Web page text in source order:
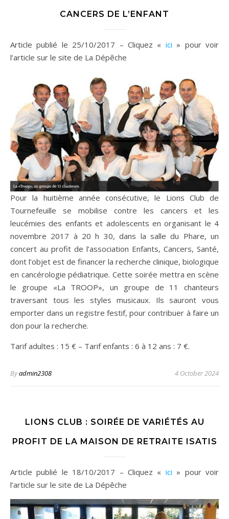
CANCERS DE L’ENFANT
Article publié le 25/10/2017 – Cliquez « ici » pour voir
l’article sur le site de La Dépêche
Pour la huitième année consécutive, le Lions Club de
Tournefeuille se mobilise contre les cancers et les
leucémies des enfants et adolescents en organisant le 4
novembre 2017 à 20 h 30, dans la salle du Phare, un
concert au profit de l’association Enfants, Cancers, Santé,
dont l’objet est de financer la recherche clinique, biologique
en cancérologie pédiatrique. Cette soirée mettra en scène
le groupe «La TROOP», un groupe de 11 chanteurs
traversant tous les styles musicaux. Ils sauront vous
emporter dans un registre festif, pour contribuer à faire un
don pour la recherche.
Tarif adultes : 15 € – Tarif enfants : 6 à 12 ans : 7 €.
Byadmin2308 4 October 2024
LIONS CLUB : SOIRÉE DE VARIÉTÉS AU
PROFIT DE LA MAISON DE RETRAITE ISATIS
Article publié le 18/10/2017 – Cliquez « ici » pour voir
l’article sur le site de La Dépêche